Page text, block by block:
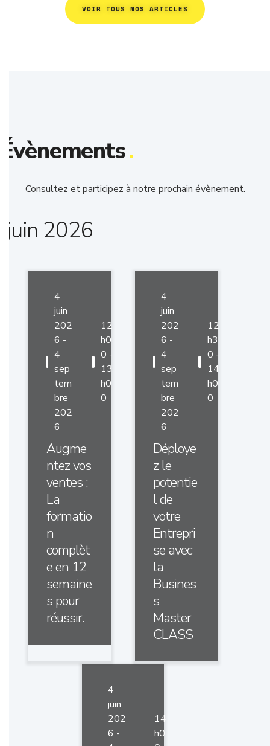
VOIR TOUS NOS ARTICLES
Évènements.
Consultez et participez à notre prochain évènement.
juin 2026
4
juin
202
6 -
4
sep
tem
bre
202
6
12
h0
0 -
13
h0
0
Augme
ntez vos
ventes :
La
formatio
n
complèt
e en 12
semaine
s pour
réussir.
4
juin
202
6 -
4
sep
tem
bre
202
6
12
h3
0 -
14
h0
0
Déploye
z le
potentie
l de
votre
Entrepri
se avec
la
Busines
s
Master
CLASS
4
juin
202
6 -
14
h0